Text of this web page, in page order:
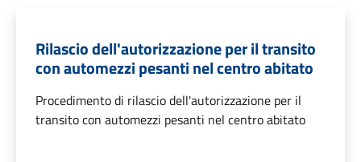
Rilascio dell'autorizzazione per il transito
con automezzi pesanti nel centro abitato
Procedimento di rilascio dell'autorizzazione per il
transito con automezzi pesanti nel centro abitato